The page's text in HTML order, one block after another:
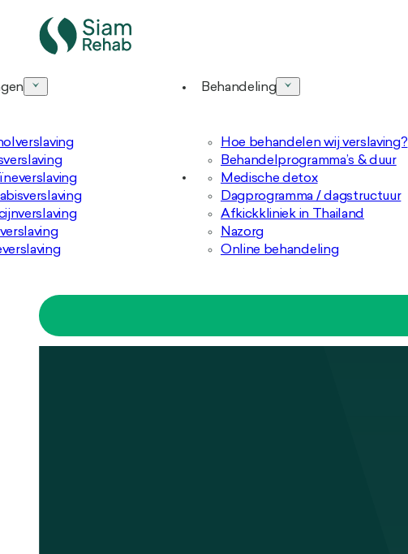
Behandeling
Hoe behandelen wij verslaving?
Behandelprogramma’s & duur
Medische detox
Dagprogramma / dagstructuur
Afkickkliniek in Thailand
Nazorg
Online behandeling